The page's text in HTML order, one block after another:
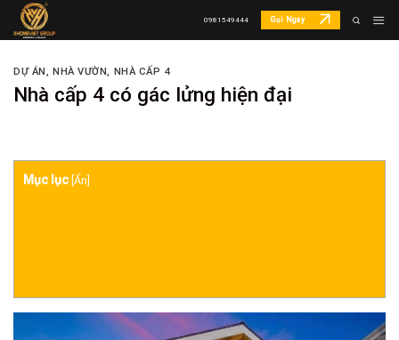
Skip
0981549444 Gọi Ngay
DỰ ÁN, NHÀ VƯỜN, NHÀ CẤP 4
Nhà cấp 4 có gác lửng hiện đại
Mục lục Ẩn